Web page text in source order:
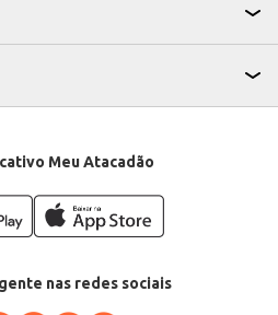
Meu Atacadão
nas redes sociais